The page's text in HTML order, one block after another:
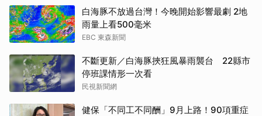
白海豚不放過台灣！今晚開始影響最劇 2地
雨量上看500毫米
EBC 東森新聞
不斷更新／白海豚挾狂風暴雨襲台 22縣市
停班課情形一次看
民視新聞網
健保「不同工不同酬」9月上路！90項重症